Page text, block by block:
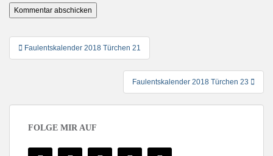
Beitragsnavigation
Faulentskalender 2018 Türchen 21
Faulentskalender 2018 Türchen 23
FOLGE MIR AUF